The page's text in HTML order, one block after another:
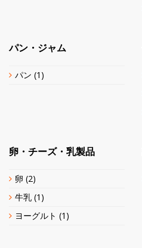
パン・ジャム
パン (1)
卵・チーズ・乳製品
卵 (2)
牛乳 (1)
ヨーグルト (1)